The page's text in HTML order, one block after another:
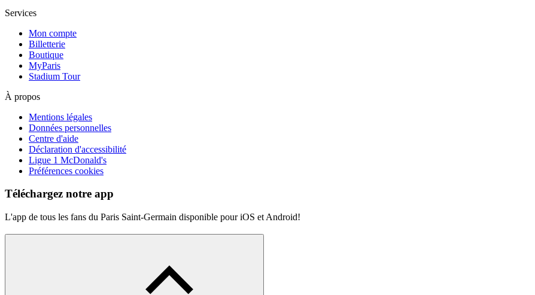
Services
Mon compte
Billetterie
Boutique
MyParis
Stadium Tour
À propos
Mentions légales
Données personnelles
Centre d'aide
Déclaration d'accessibilité
Ligue 1 McDonald's
Préférences cookies
Téléchargez notre app
L'app de tous les fans du Paris Saint-Germain disponible pour iOS et Android!